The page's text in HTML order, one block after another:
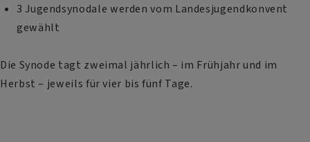
3 Jugendsynodale werden vom Landesjugendkonvent
gewählt
Die Synode tagt zweimal jährlich – im Frühjahr und im
Herbst – jeweils für vier bis fünf Tage.